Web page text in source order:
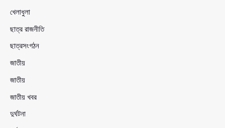
খেলাধুলা
ছাত্র রাজনীতি
ছাত্রসংগঠন
জাতীয়
জাতীয়
জাতীয় খবর
দুর্ঘটনা